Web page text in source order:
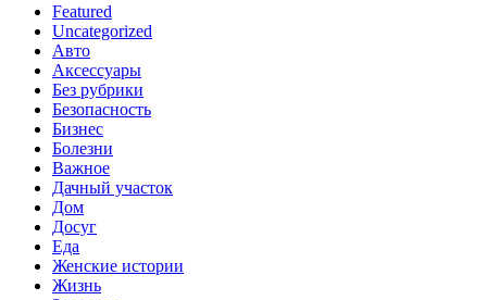
Featured
Uncategorized
Авто
Аксессуары
Без рубрики
Безопасность
Бизнес
Болезни
Важное
Дачный участок
Дом
Досуг
Еда
Женские истории
Жизнь